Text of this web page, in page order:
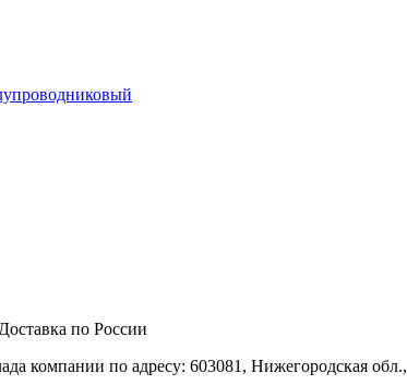
Доставка по России
компании по адресу: 603081, Нижегородская обл.,